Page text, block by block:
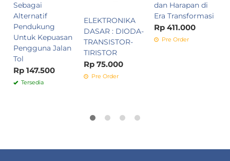
Sebagai
Alternatif
Pendukung
Untuk Kepuasan
Pengguna Jalan
Tol
Rp 147.500
Tersedia
ELEKTRONIKA
DASAR : DIODA-
TRANSISTOR-
TIRISTOR
Rp 75.000
Pre Order
dan Harapan di
Era Transformasi
Rp 411.000
Pre Order